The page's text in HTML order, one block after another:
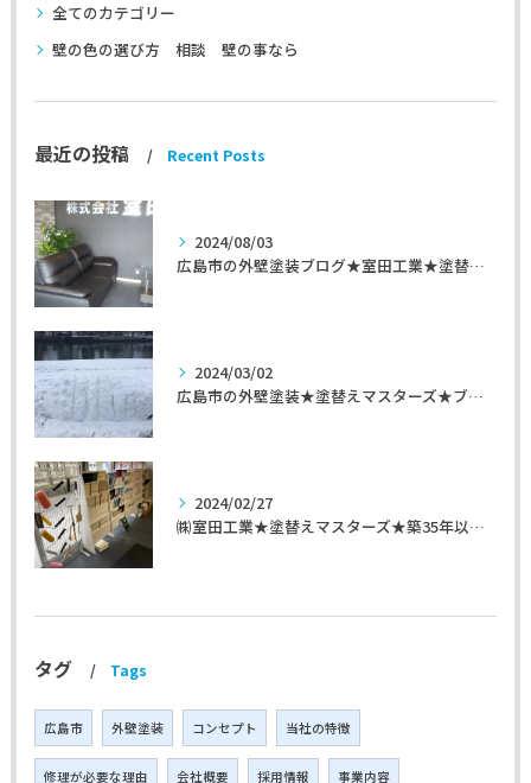
全てのカテゴリー
壁の色の選び方 相談 壁の事なら
最近の投稿 Recent Posts
2024/08/03
広島市の外壁塗装ブログ★室田工業★塗替えマスターズ★外壁リフォーム
2024/03/02
広島市の外壁塗装★塗替えマスターズ★ブログ「初めて家を手入れするのに」
2024/02/27
㈱室田工業★塗替えマスターズ★築35年以上のお宅の施工事例
タグ Tags
広島市 外壁塗装 コンセプト 当社の特徴
修理が必要な理由 会社概要 採用情報 事業内容